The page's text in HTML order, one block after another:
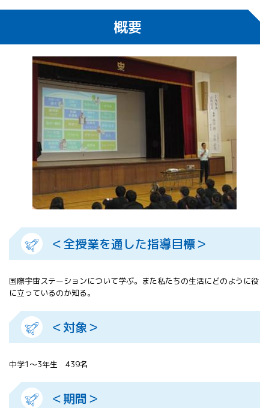
APRSAF（ア
ジア太平洋
地域宇宙機
関会議）宇
宙教育 for
All 分科会
APRSAF宇宙
分科会 年次
ターコンテ
スト
APRSAF教員
セミナー
ISEB（国際
議）
ISEB学生派
遣プログラ
概要
＜全授業を通した指導目標＞
国際宇宙ステーションについて学ぶ。また私たちの生活にどのように役
に立っているのか知る。
＜対象＞
中学1～3年生 439名
＜期間＞